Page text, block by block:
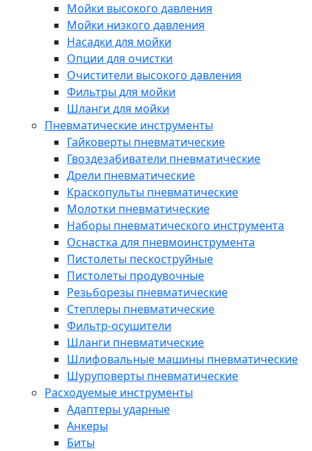
Мойки высокого давления
Мойки низкого давления
Насадки для мойки
Опции для очистки
Очистители высокого давления
Фильтры для мойки
Шланги для мойки
Пневматические инструменты
Гайковерты пневматические
Гвоздезабиватели пневматические
Дрели пневматические
Краскопульты пневматические
Молотки пневматические
Наборы пневматического инструмента
Оснастка для пневмоинструмента
Пистолеты пескоструйные
Пистолеты продувочные
Резьборезы пневматические
Степлеры пневматические
Фильтр-осушители
Шланги пневматические
Шлифовальные машины пневматические
Шуруповерты пневматические
Расходуемые инструменты
Адаптеры ударные
Анкеры
Биты